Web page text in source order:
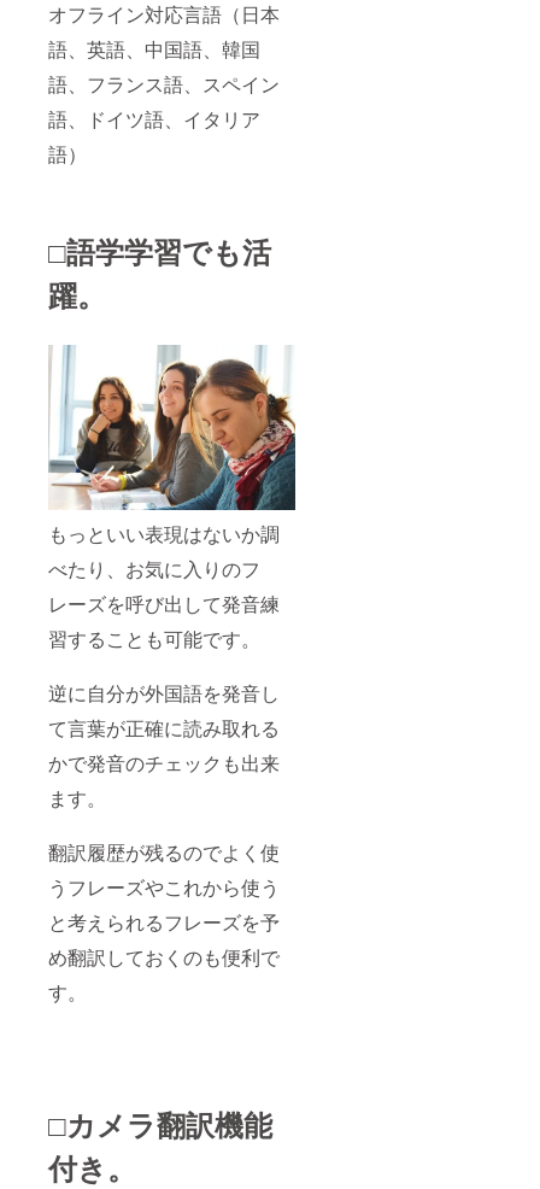
オフライン対応言語（日本
語、英語、中国語、韓国
語、フランス語、スペイン
語、ドイツ語、イタリア
語）
□語学学習でも活
躍。
もっといい表現はないか調
べたり、お気に入りのフ
レーズを呼び出して発音練
習することも可能です。
逆に自分が外国語を発音し
て言葉が正確に読み取れる
かで発音のチェックも出来
ます。
翻訳履歴が残るのでよく使
うフレーズやこれから使う
と考えられるフレーズを予
め翻訳しておくのも便利で
す。
□カメラ翻訳機能
付き。